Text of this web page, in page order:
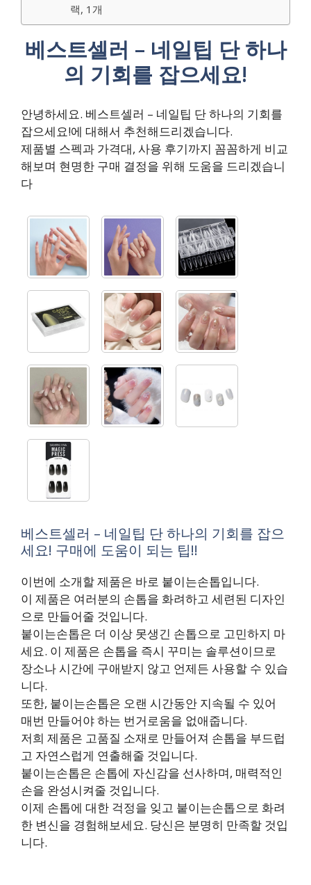
랙, 1개
베스트셀러 – 네일팁 단 하나
의 기회를 잡으세요!
안녕하세요. 베스트셀러 – 네일팁 단 하나의 기회를
잡으세요!에 대해서 추천해드리겠습니다.
제품별 스펙과 가격대, 사용 후기까지 꼼꼼하게 비교
해보며 현명한 구매 결정을 위해 도움을 드리겠습니
다
베스트셀러 – 네일팁 단 하나의 기회를 잡으
세요! 구매에 도움이 되는 팁!!
이번에 소개할 제품은 바로 붙이는손톱입니다.
이 제품은 여러분의 손톱을 화려하고 세련된 디자인
으로 만들어줄 것입니다.
붙이는손톱은 더 이상 못생긴 손톱으로 고민하지 마
세요. 이 제품은 손톱을 즉시 꾸미는 솔루션이므로
장소나 시간에 구애받지 않고 언제든 사용할 수 있습
니다.
또한, 붙이는손톱은 오랜 시간동안 지속될 수 있어
매번 만들어야 하는 번거로움을 없애줍니다.
저희 제품은 고품질 소재로 만들어져 손톱을 부드럽
고 자연스럽게 연출해줄 것입니다.
붙이는손톱은 손톱에 자신감을 선사하며, 매력적인
손을 완성시켜줄 것입니다.
이제 손톱에 대한 걱정을 잊고 붙이는손톱으로 화려
한 변신을 경험해보세요. 당신은 분명히 만족할 것입
니다.